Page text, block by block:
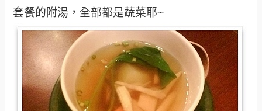
套餐的附湯，全部都是蔬菜耶~